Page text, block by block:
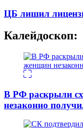
ЦБ лишил
Калейдоскоп:
В РФ раскрыли
незаконно